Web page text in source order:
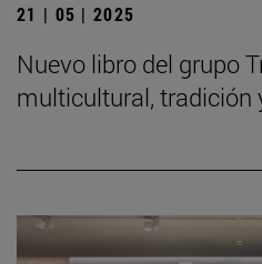
21 | 05 | 2025
Nuevo libro del grupo
multicultural, tradición